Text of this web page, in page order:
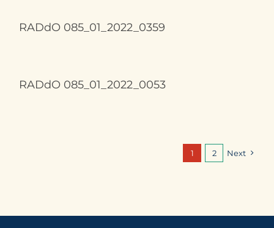
RADdO 085_01_2022_0359
RADdO 085_01_2022_0053
1 2 Next